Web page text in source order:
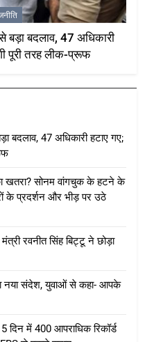
बड़ा बदलाव, 47 अधिकारी
पूरी तरह लीक-प्रूफ
बदलाव, 47 अधिकारी हटाए गए;
खतरा? सोनम वांगचुक के हटने के
के प्रदर्शन और भीड़ पर उठे
रवनीत सिंह बिट्टू ने छोड़ा
का नया संदेश, युवाओं से कहा- आपके
में 400 आपराधिक रिकॉर्ड